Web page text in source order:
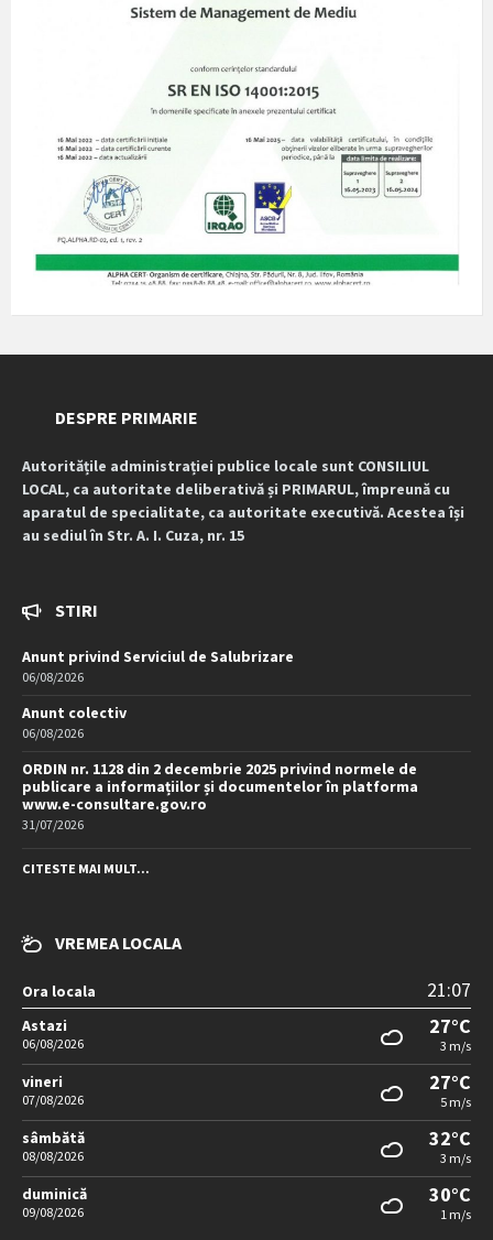
DESPRE PRIMARIE
Autoritățile administrației publice locale sunt CONSILIUL
LOCAL, ca autoritate deliberativă și PRIMARUL, împreună cu
aparatul de specialitate, ca autoritate executivă. Acestea își
au sediul în Str. A. I. Cuza, nr. 15
STIRI
Anunt privind Serviciul de Salubrizare
06/08/2026
Anunt colectiv
06/08/2026
ORDIN nr. 1128 din 2 decembrie 2025 privind normele de
publicare a informațiilor și documentelor în platforma
www.e-consultare.gov.ro
31/07/2026
CITESTE MAI MULT...
VREMEA LOCALA
Ora locala 21:07
Astazi
06/08/2026
27°C
3 m/s
vineri
07/08/2026
27°C
5 m/s
sâmbătă
08/08/2026
32°C
3 m/s
duminică
09/08/2026
30°C
1 m/s